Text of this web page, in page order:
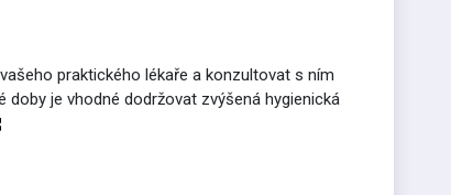
praktického lékaře a konzultovat s ním
doby je vhodné dodržovat zvýšená hygienická